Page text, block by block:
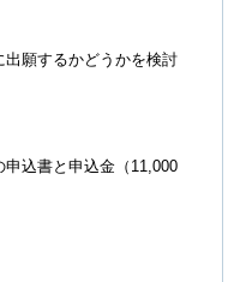
願するかどうかを検討
込書と申込金（11,000